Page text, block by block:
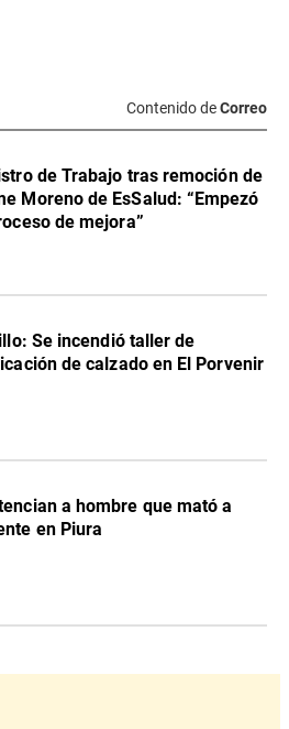
Contenido deCorreo
de Trabajo tras remoción de
Moreno de EsSalud: “Empezó
de mejora”
Se incendió taller de
de calzado en El Porvenir
hombre que mató a
en Piura